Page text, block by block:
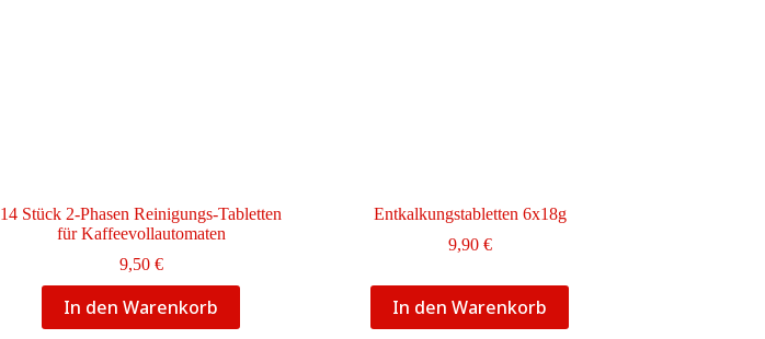
14 Stück 2-Phasen Reinigungs-Tabletten
für Kaffeevollautomaten
9,50 €
In den Warenkorb
Entkalkungstabletten 6x18g
9,90 €
In den Warenkorb